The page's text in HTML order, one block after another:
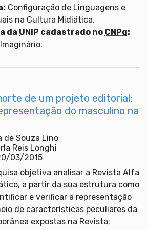
Configuração de Linguagens e
na Cultura Midiática.
da UNIP cadastrado no CNPq:
de um projeto editorial:
do masculino na
de Souza Lino
Reis Longhi
03/2015
objetiva analisar a Revista Alfa
a partir da sua estrutura como
e verificar a representação
de características peculiares da
expostas na Revista;